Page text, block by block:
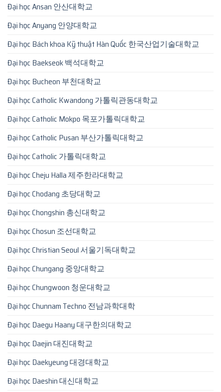
Đại học Ansan 안산대학교
Đại học Anyang 안양대학교
Đại học Bách khoa Kỹ thuật Hàn Quốc 한국산업기술대학교
Đại học Baekseok 백석대학교
Đại học Bucheon 부천대학교
Đại học Catholic Kwandong 가톨릭관동대학교
Đại học Catholic Mokpo 목포가톨릭대학교
Đại học Catholic Pusan 부산가톨릭대학교
Đại học Catholic 가톨릭대학교
Đại học Cheju Halla 제주한라대학교
Đại học Chodang 초당대학교
Đại học Chongshin 총신대학교
Đại học Chosun 조선대학교
Đại học Christian Seoul 서울기독대학교
Đại học Chungang 중앙대학교
Đại học Chungwoon 청운대학교
Đại học Chunnam Techno 전남과학대학
Đại học Daegu Haany 대구한의대학교
Đại học Daejin 대진대학교
Đại học Daekyeung 대경대학교
Đại học Daeshin 대신대학교